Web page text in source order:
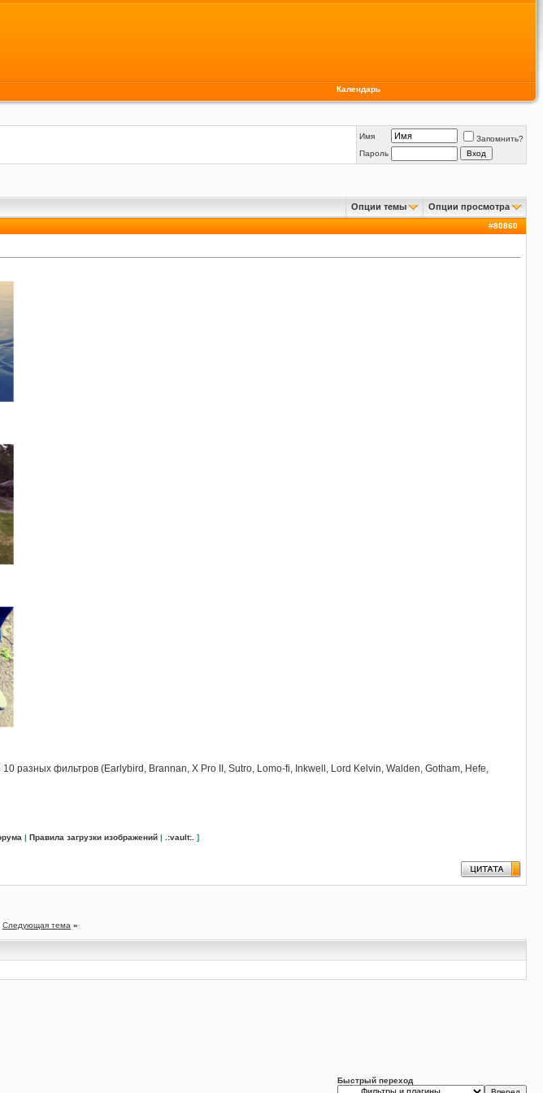
Календарь
Имя
Запомнить?
Пароль
Опции темы Опции просмотра
#80860
разных фильтров (Earlybird, Brannan, X Pro II, Sutro, Lomo-fi, Inkwell, Lord Kelvin, Walden, Gotham, Hefe,
| Правила загрузки изображений | .:vault:. ]
Следующая тема »
Быстрый переход